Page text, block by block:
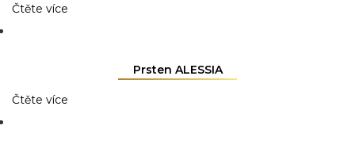
Čtěte více
Prsten ALESSIA
Čtěte více